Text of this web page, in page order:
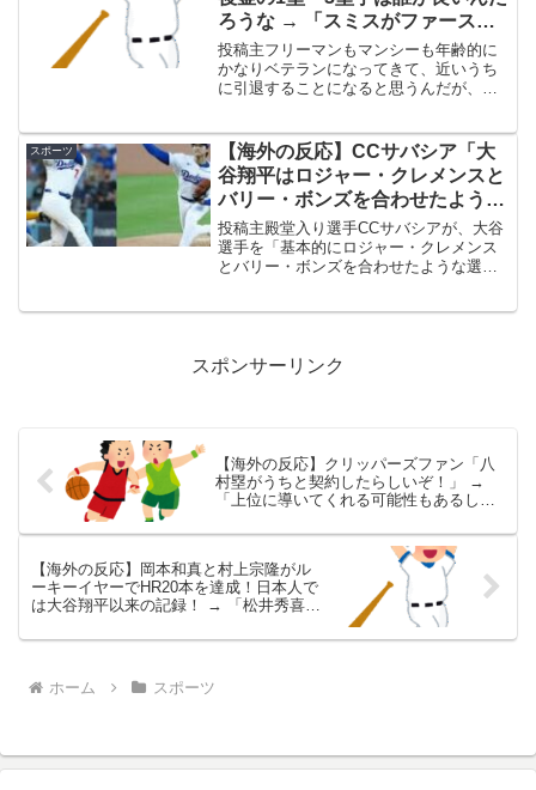
ろうな → 「スミスがファースト
にコンバートされるだろうな」
「阪神の佐藤輝明を獲れたら10年
は安泰だ」
投稿主フリーマンもマンシーも年齢的に
かなりベテランになってきて、近いうち
に引退することになると思うんだが、み
思うが、三塁はどうする？バルガスを再
獲得するか？それとも村...
スポーツ
【海外の反応】CCサバシア「大
谷翔平はロジャー・クレメンスと
バリー・ボンズを合わせたような
選手だ」 → 「しかもお薬なしだ
からな」「この議論に反対してい
るのはジーターくらいだな」
投稿主殿堂入り選手CCサバシアが、大谷
選手を「基本的にロジャー・クレメンス
とバリー・ボンズを合わせたような選手
スポンサーリンク
【海外の反応】クリッパーズファン「八
村塁がうちと契約したらしいぞ！」 →
「上位に導いてくれる可能性もあるし、
くれるしいいことしかない」「質は高い
がチームを劇的に変える選手じゃない
な」
【海外の反応】岡本和真と村上宗隆がル
ーキーイヤーでHR20本を達成！日本人で
は大谷翔平以来の記録！ → 「松井秀喜は
に村上の怪我はもったいない」
ホーム スポーツ